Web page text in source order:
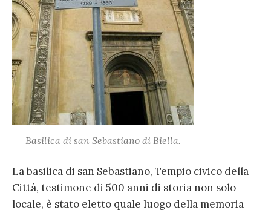
Basilica di san Sebastiano di Biella.
La basilica di san Sebastiano, Tempio civico della
Città, testimone di 500 anni di storia non solo
locale, è stato eletto quale luogo della memoria